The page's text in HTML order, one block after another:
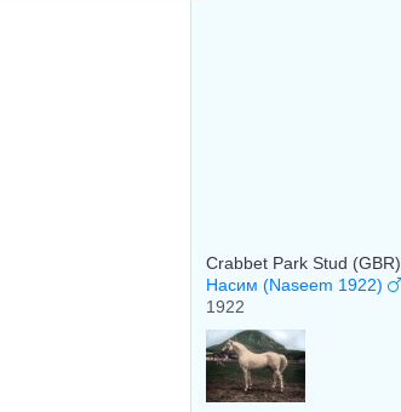
Crabbet Park Stud (GBR)
Насим (Naseem 1922)
1922